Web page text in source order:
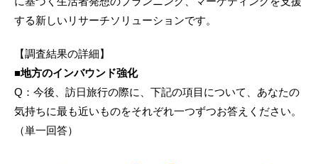
する新しいリサーチソリューションです。
【調査結果の詳細】
■地方のインバウンド強化
Q：今後、訪日旅行の際に、下記の項目について、あなたの
気持ちに最も近いものをそれぞれ一つずつお答えください。
（単一回答）